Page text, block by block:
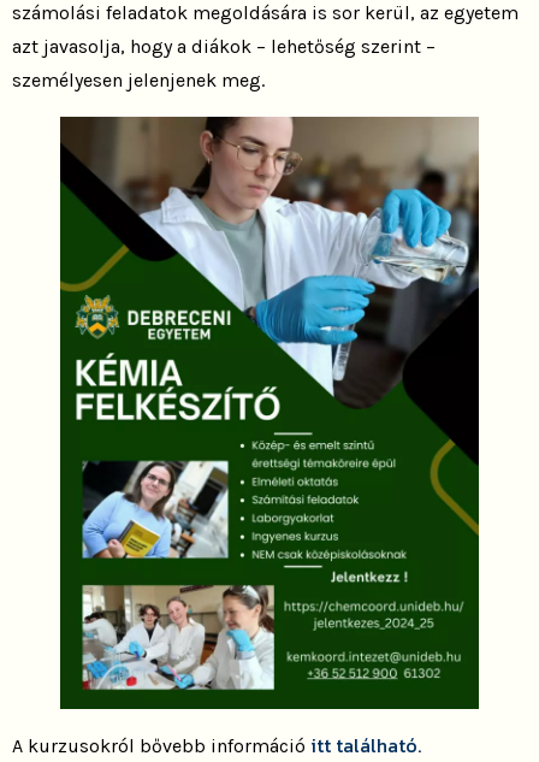
számolási feladatok megoldására is sor kerül, az egyetem
azt javasolja, hogy a diákok – lehetőség szerint –
személyesen jelenjenek meg.
A kurzusokról bővebb információ itt található.